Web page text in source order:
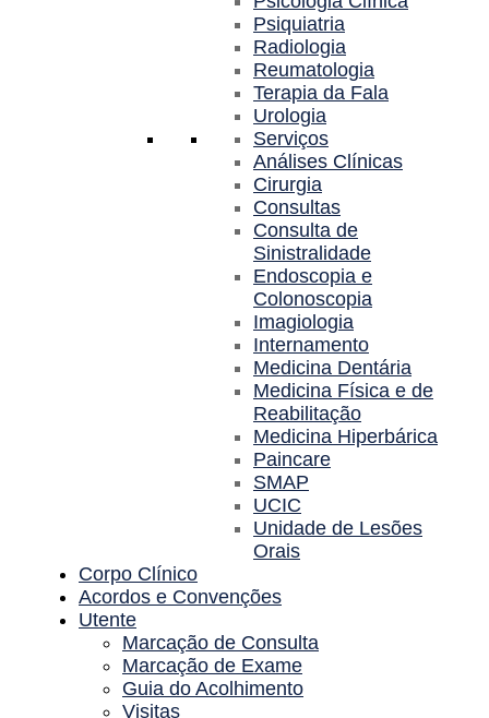
Psiquiatria
Radiologia
Reumatologia
Terapia da Fala
Urologia
Serviços
Análises Clínicas
Cirurgia
Consultas
Consulta de
Sinistralidade
Endoscopia e
Colonoscopia
Imagiologia
Internamento
Medicina Dentária
Medicina Física e de
Reabilitação
Medicina Hiperbárica
Paincare
SMAP
UCIC
Unidade de Lesões
Orais
Corpo Clínico
Acordos e Convenções
Utente
Marcação de Consulta
Marcação de Exame
Guia do Acolhimento
Visitas